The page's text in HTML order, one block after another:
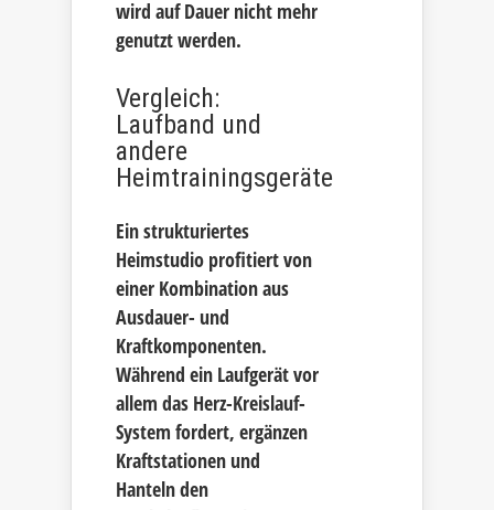
wird auf Dauer nicht mehr
genutzt werden.
Vergleich:
Laufband und
andere
Heimtrainingsgeräte
Ein strukturiertes
Heimstudio profitiert von
einer Kombination aus
Ausdauer- und
Kraftkomponenten.
Während ein Laufgerät vor
allem das Herz-Kreislauf-
System fordert, ergänzen
Kraftstationen und
Hanteln den